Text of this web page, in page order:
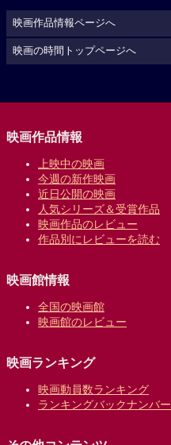
映画作品情報ページへ
映画の時間トップページへ
映画作品情報
上映中の映画
今週の新作映画
近日公開の映画
人気シリーズ＆受賞作品
映画作品のレビュー
作品別にレビューを読む
映画館情報
全国の映画館
映画館のレビュー
映画ランキング
映画動員数ランキング
ランキングバックナンバー